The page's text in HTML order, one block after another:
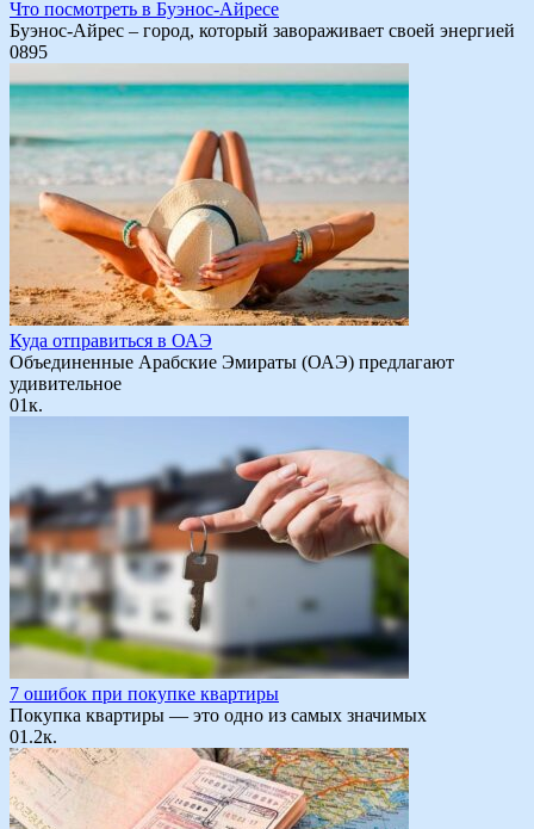
Что посмотреть в Буэнос-Айресе
Буэнос-Айрес – город, который завораживает своей энергией
0895
Куда отправиться в ОАЭ
Объединенные Арабские Эмираты (ОАЭ) предлагают
удивительное
01к.
7 ошибок при покупке квартиры
Покупка квартиры — это одно из самых значимых
01.2к.